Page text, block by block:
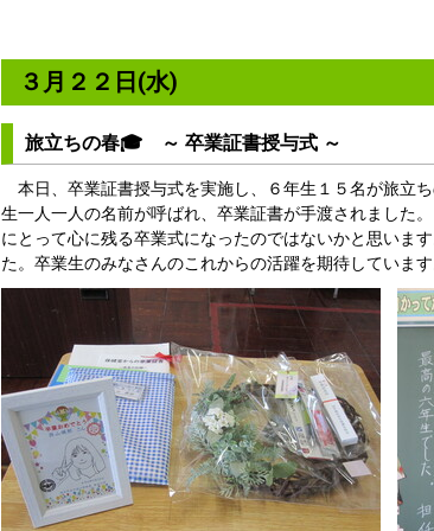
３月２２日(水)
旅立ちの春🎓 ～ 卒業証書授与式 ～
本日、卒業証書授与式を実施し、６年生１５名が旅立
生一人一人の名前が呼ばれ、卒業証書が手渡されました
にとって心に残る卒業式になったのではないかと思いま
た。卒業生のみなさんのこれからの活躍を期待しています